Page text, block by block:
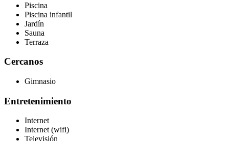
Piscina
Piscina infantil
Jardín
Sauna
Terraza
Cercanos
Gimnasio
Entretenimiento
Internet
Internet (wifi)
Televisión